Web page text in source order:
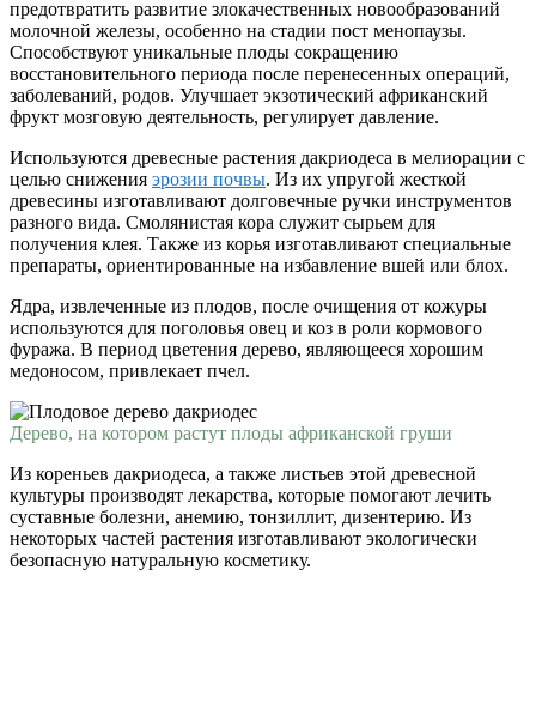
предотвратить развитие злокачественных новообразований
молочной железы, особенно на стадии пост менопаузы.
Способствуют уникальные плоды сокращению
восстановительного периода после перенесенных операций,
заболеваний, родов. Улучшает экзотический африканский
фрукт мозговую деятельность, регулирует давление.
Используются древесные растения дакриодеса в мелиорации с
целью снижения эрозии почвы. Из их упругой жесткой
древесины изготавливают долговечные ручки инструментов
разного вида. Смолянистая кора служит сырьем для
получения клея. Также из корья изготавливают специальные
препараты, ориентированные на избавление вшей или блох.
Ядра, извлеченные из плодов, после очищения от кожуры
используются для поголовья овец и коз в роли кормового
фуража. В период цветения дерево, являющееся хорошим
медоносом, привлекает пчел.
Дерево, на котором растут плоды африканской груши
Из кореньев дакриодеса, а также листьев этой древесной
культуры производят лекарства, которые помогают лечить
суставные болезни, анемию, тонзиллит, дизентерию. Из
некоторых частей растения изготавливают экологически
безопасную натуральную косметику.